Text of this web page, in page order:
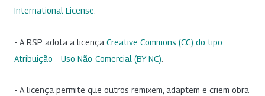
International License
- A RSP adota a licença Creative Commons (CC) do tipo
Atribuição – Uso Não-Comercial (BY-NC)
- A licença permite que outros remixem, adaptem e criem obra